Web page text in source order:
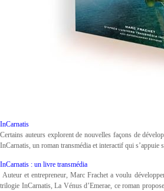
InCarnatis
Certains auteurs explorent de nouvelles façons de
InCarnatis, un roman transmédia et interactif qui
InCarnatis : un livre transmédia
Auteur et entrepreneur, Marc Frachet a voulu
trilogie InCarnatis, La Vénus d’Emerae, ce roman